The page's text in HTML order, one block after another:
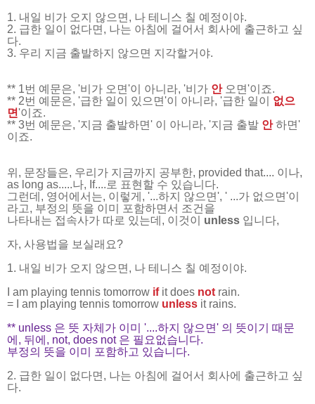
1. 내일 비가 오지 않으면, 나 테니스 칠 예정이야.
2. 급한 일이 없다면, 나는 아침에 걸어서 회사에 출근하고 싶
다.
3. 우리 지금 출발하지 않으면 지각할거야.
** 1번 예문은, '비가 오면'이 아니라, '비가 안오면'이죠.
** 2번 예문은, '급한 일이 있으면'이 아니라, '급한 일이 없으
면'이죠.
** 3번 예문은, '지금 출발하면' 이 아니라, '지금 출발 안 하면'
이죠.
위, 문장들은, 우리가 지금까지 공부한, provided that.... 이나,
as long as.....나, If....로 표현할 수 있습니다.
그런데, 영어에서는, 이렇게, '...하지 않으면', ' ...가 없으면'이
라고, 부정의 뜻을 이미 포함하면서 조건을
나타내는 접속사가 따로 있는데, 이것이 unless 입니다,
자, 사용법을 보실래요?
1. 내일 비가 오지 않으면, 나 테니스 칠 예정이야.
I am playing tennis tomorrow ifit does not rain.
=
I am playing tennis tomorrow unless it rains.
** unless 은 뜻 자체가 이미 '....하지 않으면' 의 뜻이기 때문
에, 뒤에, not, does not 은 필요없습니다.
부정의 뜻을 이미 포함하고 있습니다.
2. 급한 일이 없다면, 나는 아침에 걸어서 회사에 출근하고 싶
다.